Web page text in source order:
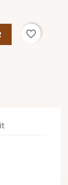
favorite_border